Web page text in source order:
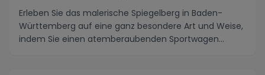
Erleben Sie das malerische Spiegelberg in Baden-
Württemberg auf eine ganz besondere Art und Weise,
indem Sie einen atemberaubenden Sportwagen